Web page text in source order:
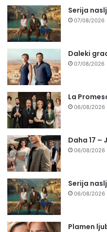
Serija
07/08/2026
Daleki
07/08/2026
La
06/08/2026
Daha 17 –
06/08/2026
Serija
06/08/2026
Plamen